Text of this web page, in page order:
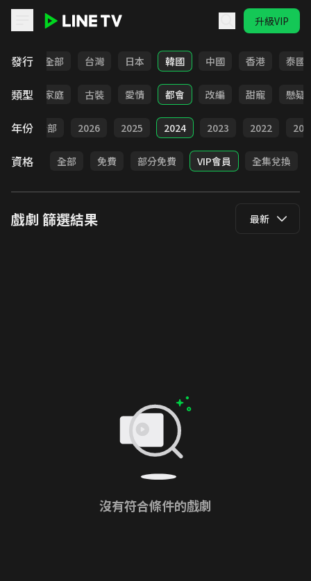
升級VIP
發行 全部 台灣 日本 韓國 中國 香港 泰國
類型
校園 家庭 古裝 愛情 都會 改編 甜寵 懸疑
年份 全部 2026 2025 2024 2023 2022
資格 全部 免費 部分免費 VIP會員 全集兌換
戲劇 篩選結果 最新
沒有符合條件的戲劇